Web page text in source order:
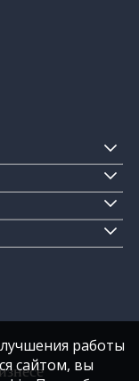
работы
сайтом, вы